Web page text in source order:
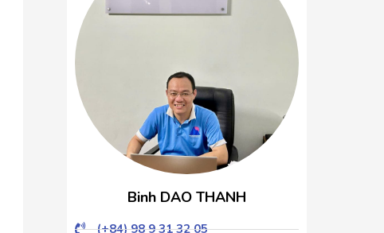
Binh DAO THANH
(+84) 98 9 31 32 05